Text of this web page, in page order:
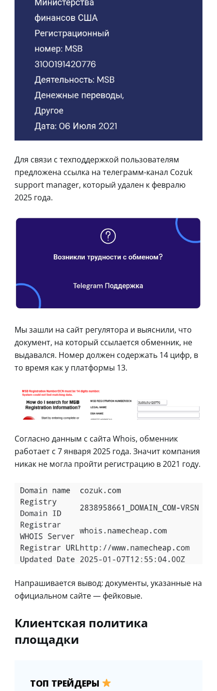
Для связи с техподдержкой пользователям
предложена ссылка на телеграмм-канал Cozuk
support manager, который удален к февралю
2025 года.
Мы зашли на сайт регулятора и выяснили, что
документ, на который ссылается обменник, не
выдавался. Номер должен содержать 14 цифр, в
то время как у платформы 13.
Согласно данным с сайта Whois, обменник
работает с 7 января 2025 года. Значит компания
никак не могла пройти регистрацию в 2021 году.
Напрашивается вывод: документы, указанные на
официальном сайте — фейковые.
Клиентская политика
площадки
ТОП ТРЕЙДЕРЫ